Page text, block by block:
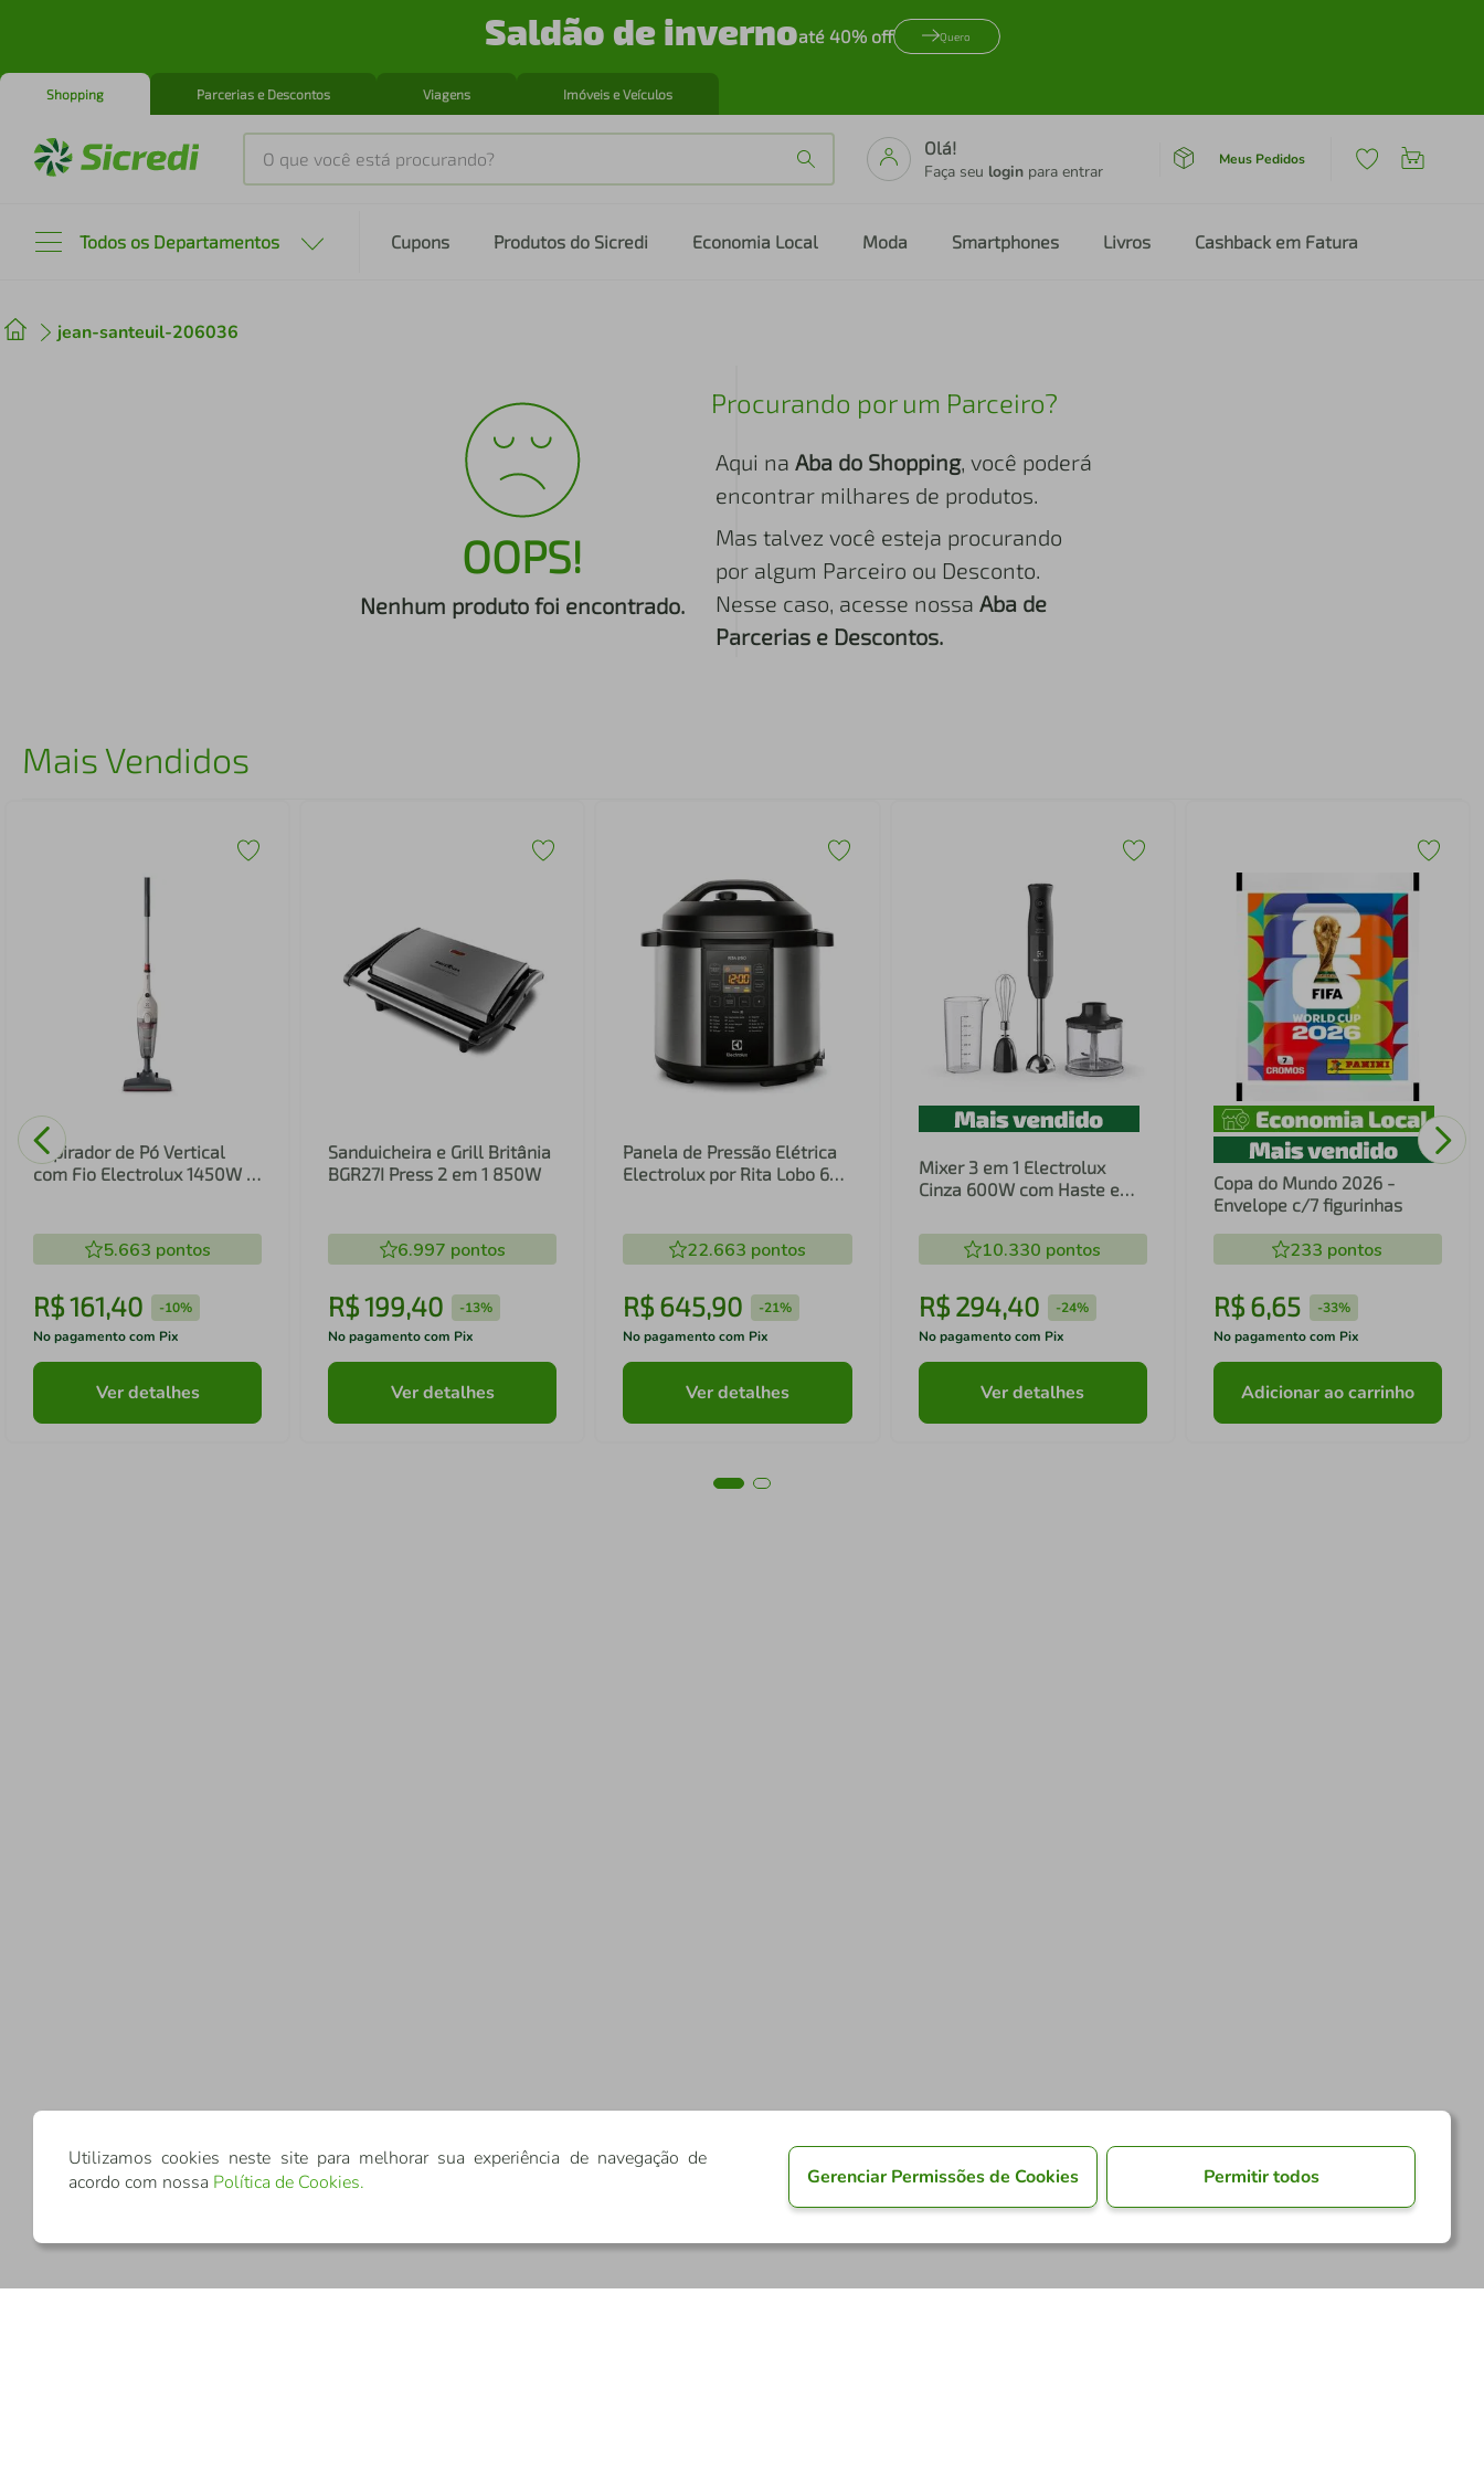
Saldão de invernoaté 40% off Quero
Shopping Parcerias e Descontos Viagens Imóveis e Veículos
O que você está procurando?
Olá!
Faça seu login para entrar
Meus Pedidos
Todos os Departamentos Cupons Produtos do Sicredi Economia Local Moda Smartphones Livros Cashback em Fatura
jean-santeuil-206036
OOPS!
Nenhum produto foi encontrado.
Procurando por um Parceiro?
Aqui na Aba do Shopping, você poderá
encontrar milhares de produtos.
Mas talvez você esteja procurando
por algum Parceiro ou Desconto.
Nesse caso, acesse nossa Aba de
Parcerias e Descontos.
Mais Vendidos
Aspirador de Pó Vertical
com Fio Electrolux 1450W 2
5.663 pontos
R$161,40 -10%
No pagamento com Pix
Ver detalhes
Sanduicheira e Grill Britânia
BGR27I Press 2 em 1 850W
6.997 pontos
R$199,40 -13%
No pagamento com Pix
Ver detalhes
Panela de Pressão Elétrica
Electrolux por Rita Lobo 6L
22.663 pontos
R$645,90 -21%
No pagamento com Pix
Ver detalhes
Mixer 3 em 1 Electrolux
Cinza 600W com Haste em
(EIB20)
10.330 pontos
R$ 294,40 -24%
No pagamento com Pix
Ver detalhes
Copa do Mundo 2026 -
Envelope c/7 figurinhas
233 pontos
R$ 6,65 -33%
No pagamento com Pix
Adicionar ao carrinho
Utilizamos cookies neste site para melhorar sua experiência de navegação de
acordo com nossa Política de Cookies. Gerenciar Permissões de Cookies Permitir todos
2º